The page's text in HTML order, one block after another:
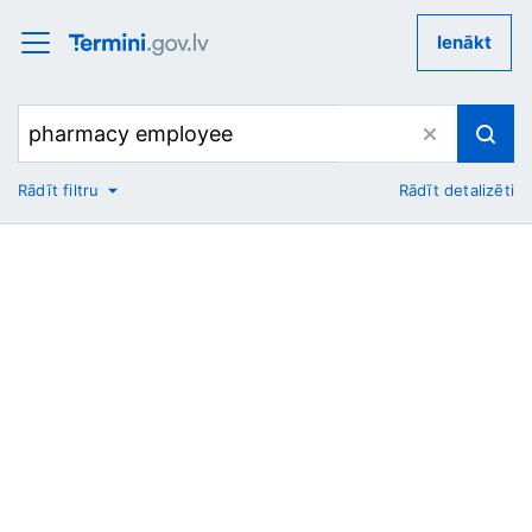
Ienākt
No
Rādīt filtru Rādīt detalizēti